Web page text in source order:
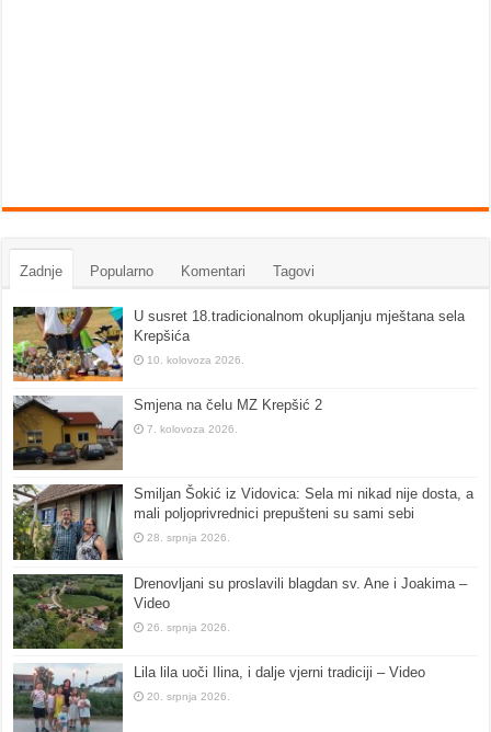
Zadnje Popularno Komentari Tagovi
U susret 18.tradicionalnom okupljanju mještana sela
Krepšića
10. kolovoza 2026.
Smjena na čelu MZ Krepšić 2
7. kolovoza 2026.
Smiljan Šokić iz Vidovica: Sela mi nikad nije dosta, a
mali poljoprivrednici prepušteni su sami sebi
28. srpnja 2026.
Drenovljani su proslavili blagdan sv. Ane i Joakima –
Video
26. srpnja 2026.
Lila lila uoči Ilina, i dalje vjerni tradiciji – Video
20. srpnja 2026.